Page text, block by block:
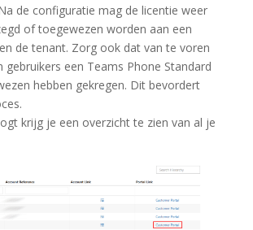
de configuratie mag de licentie weer
of toegewezen worden aan een
de tenant. Zorg ook dat van te voren
gebruikers een Teams Phone Standard
hebben gekregen. Dit bevordert
krijg je een overzicht te zien van al je